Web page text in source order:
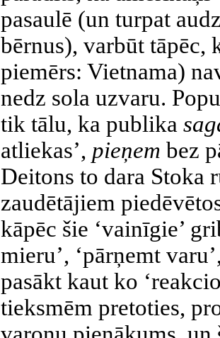
pasaulē (un turpat
bērnus), varbūt tāpēc,
piemērs: Vietnama)
nedz sola uzvaru.
tik tālu, ka publika
atliekas’, pieņem bez
Deitons to dara Stoka
zaudētājiem
kāpēc šie ‘vainīgie’
mieru’, ‘pārņemt
pasākt kaut ko
tieksmēm pretoties,